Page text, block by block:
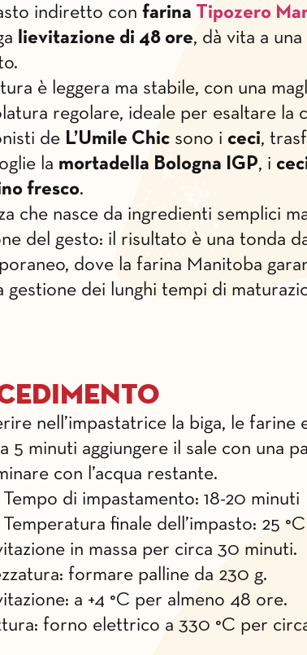
indiretto confarina Tipozero
lievitazione di 48 ore, dà vita a
è leggera ma stabile, con una
regolare, ideale per esaltare la
de L’Umile Chic sono i ceci,
la mortadella Bologna IGP, i
fresco.
che nasce da ingredienti semplici
del gesto: il risultato è una tonda
dove la farina Manitoba
gestione dei lunghi tempi di
nell’impastatrice la biga, le
5 minuti aggiungere il sale con una
con l’acqua restante.
Tempo di impastamento: 18-20 minuti
Temperatura finale dell’impasto: 25 °C
in massa per circa 30 minuti.
formare palline da 230 g.
a +4 °C per almeno 48 ore.
forno elettrico a 330 °C per